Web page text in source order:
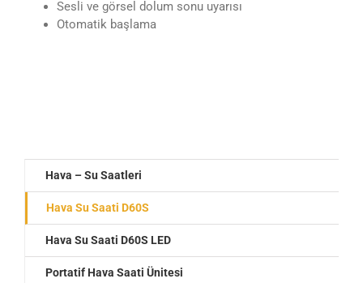
Sesli ve görsel dolum sonu uyarısı
Otomatik başlama
Hava – Su Saatleri
Hava Su Saati D60S
Hava Su Saati D60S LED
Portatif Hava Saati Ünitesi